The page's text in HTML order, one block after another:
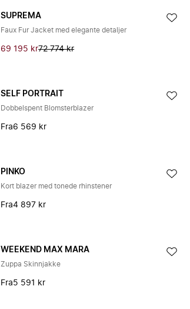
SUPREMA
Faux Fur Jacket med elegante detaljer
69 195 kr72 774 kr
SELF PORTRAIT
Dobbelspent Blomsterblazer
Fra6 569 kr
PINKO
Kort blazer med tonede rhinstener
Fra4 897 kr
WEEKEND MAX MARA
Zuppa Skinnjakke
Fra5 591 kr